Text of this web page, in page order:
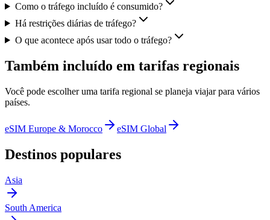
Como o tráfego incluído é consumido?
Há restrições diárias de tráfego?
O que acontece após usar todo o tráfego?
Também incluído em tarifas regionais
Você pode escolher uma tarifa regional se planeja viajar para vários
países.
eSIM Europe & Morocco eSIM Global
Destinos populares
Asia
South America